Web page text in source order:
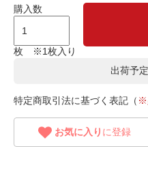
購入数
枚 ※1枚入り
出荷予
特定商取引法に基づく表記（ ※
お気に入り に登録